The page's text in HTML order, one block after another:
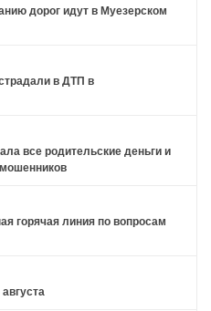
дорог идут в Муезерском
в ДТП в
все родительские деньги и
горячая линия по вопросам